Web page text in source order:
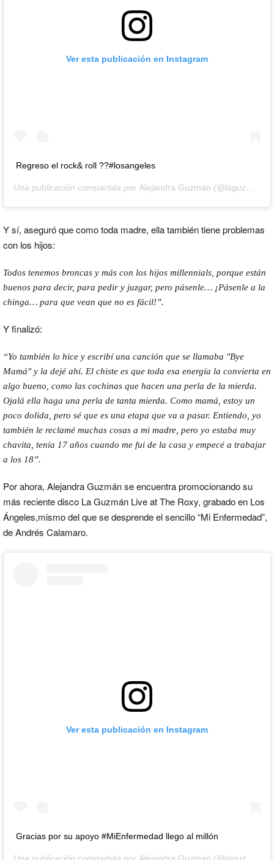
Ver esta publicación en Instagram
Regreso el rock& roll ??#losangeles
Una publicación compartida por Alejandra Guzmán (@laguzmanmx) el
Y sí, aseguró que como toda madre, ella también tiene problemas
con los hijos:
Todos tenemos broncas y más con los hijos millennials, porque están
buenos para decir, para pedir y juzgar, pero pásenle… ¡Pásenle a la
chinga… para que vean que no es fácil!”.
Y finalizó:
“Yo también lo hice y escribí una canción que se llamaba "Bye
Mamá" y la dejé ahí. El chiste es que toda esa energía la convierta en
algo bueno, como las cochinas que hacen una perla de la mierda.
Ojalá ella haga una perla de tanta mierda. Como mamá, estoy un
poco dolida, pero sé que es una etapa que va a pasar. Entiendo, yo
también le reclamé muchas cosas a mi madre, pero yo estaba muy
chavita, tenía 17 años cuando me fui de la casa y empecé a trabajar
a los 18”.
Por ahora, Alejandra Guzmán se encuentra promocionando su
más reciente disco La Guzmán Live at The Roxy, grabado en Los
Ángeles,mismo del que se desprende el sencillo “Mi Enfermedad”,
de Andrés Calamaro.
Ver esta publicación en Instagram
Gracias por su apoyo #MiEnfermedad llego al millón